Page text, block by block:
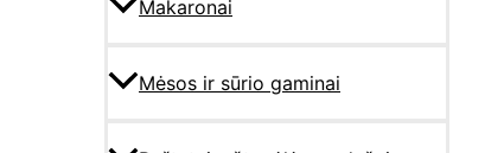
Makaronai
Mėsos ir sūrio gaminai